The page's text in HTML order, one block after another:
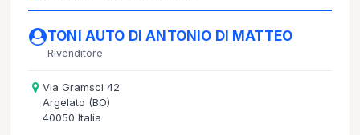
TONI AUTO DI ANTONIO DI MATTEO
Rivenditore
Via Gramsci 42
Argelato (BO)
40050 Italia